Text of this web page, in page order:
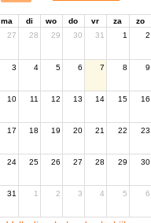
ma di wo do vr za
zo
27
28 29 30 31 1 2
3 4 5 6 7 8 9
10 11 12 13 14 15 16
17 18 19 20 21 22 23
24 25 26 27 28 29 30
31 1 2 3 4 5 6